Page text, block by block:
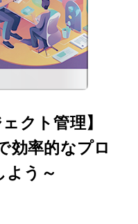
クト管理】
効率的なプロ
よう～